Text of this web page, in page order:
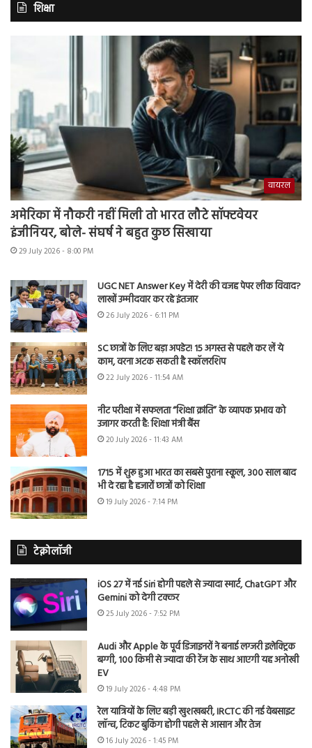
शिक्षा
वायरल
अमेरिका में नौकरी नहीं मिली तो भारत लौटे सॉफ्टवेयर
इंजीनियर, बोले- संघर्ष ने बहुत कुछ सिखाया
29 July 2026 - 8:00 PM
UGC NET Answer Key में देरी की वजह पेपर लीक विवाद?
लाखों उम्मीदवार कर रहे इंतजार
26 July 2026 - 6:11 PM
SC छात्रों के लिए बड़ा अपडेट! 15 अगस्त से पहले कर लें ये
काम, वरना अटक सकती है स्कॉलरशिप
22 July 2026 - 11:54 AM
नीट परीक्षा में सफलता “शिक्षा क्रांति” के व्यापक प्रभाव को
उजागर करती है: शिक्षा मंत्री बैंस
20 July 2026 - 11:43 AM
1715 में शुरू हुआ भारत का सबसे पुराना स्कूल, 300 साल बाद
भी दे रहा है हजारों छात्रों को शिक्षा
19 July 2026 - 7:14 PM
टेक्नोलॉजी
iOS 27 में नई Siri होगी पहले से ज्यादा स्मार्ट, ChatGPT और
Gemini को देगी टक्कर
25 July 2026 - 7:52 PM
Audi और Apple के पूर्व डिजाइनरों ने बनाई लग्जरी इलेक्ट्रिक
बग्गी, 100 किमी से ज्यादा की रेंज के साथ आएगी यह अनोखी
EV
19 July 2026 - 4:48 PM
रेल यात्रियों के लिए बड़ी खुशखबरी, IRCTC की नई वेबसाइट
लॉन्च, टिकट बुकिंग होगी पहले से आसान और तेज
16 July 2026 - 1:45 PM